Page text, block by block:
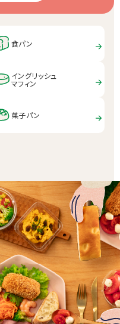
食パン
イングリッシュ
マフィン
菓子パン